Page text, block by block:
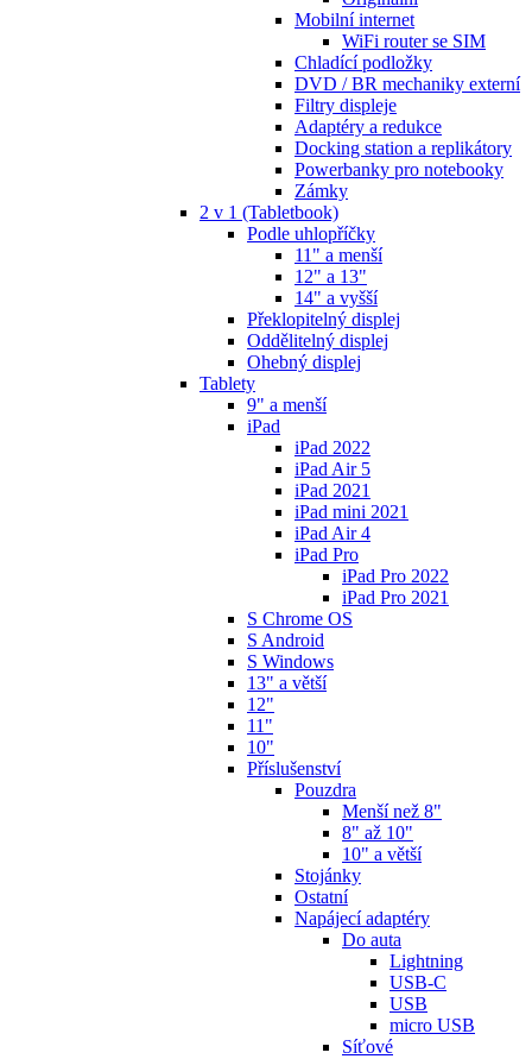
Mobilní internet
WiFi router se SIM
Chladící podložky
DVD / BR mechaniky externí
Filtry displeje
Adaptéry a redukce
Docking station a replikátory
Powerbanky pro notebooky
Zámky
2 v 1 (Tabletbook)
Podle uhlopříčky
11" a menší
12" a 13"
14" a vyšší
Překlopitelný displej
Oddělitelný displej
Ohebný displej
Tablety
9" a menší
iPad
iPad 2022
iPad Air 5
iPad 2021
iPad mini 2021
iPad Air 4
iPad Pro
iPad Pro 2022
iPad Pro 2021
S Chrome OS
S Android
S Windows
13" a větší
12"
11"
10"
Příslušenství
Pouzdra
Menší než 8"
8" až 10"
10" a větší
Stojánky
Ostatní
Napájecí adaptéry
Do auta
Lightning
USB-C
USB
micro USB
Síťové